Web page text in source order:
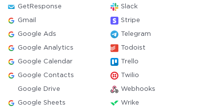
GetResponse Slack
Gmail Stripe
Google Ads Telegram
Google Analytics Todoist
Google Calendar Trello
Google Contacts Twilio
Google Drive Webhooks
Google Sheets Wrike